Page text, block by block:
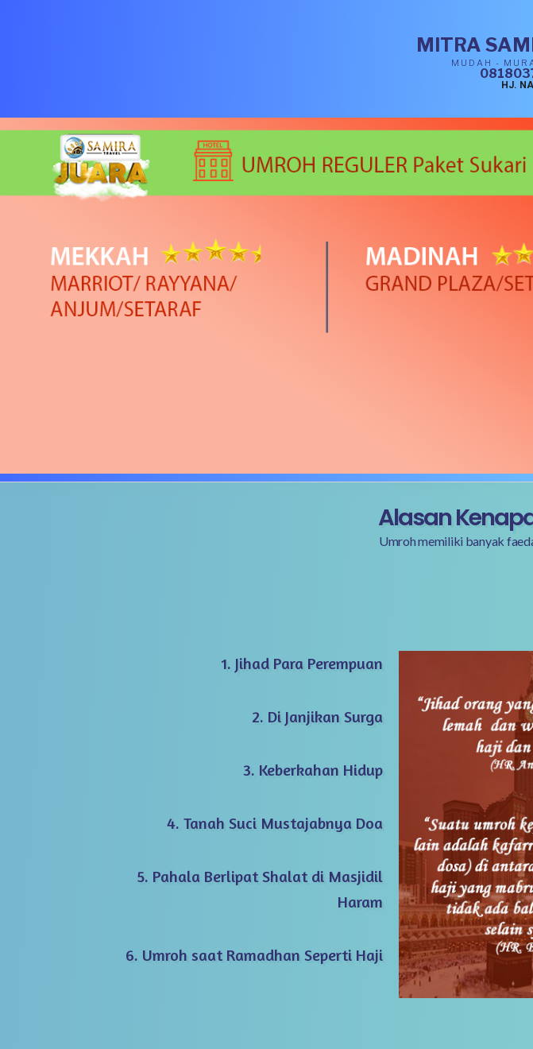
MITRA
MUDAH -
HJ.
Alasan
Umroh memiliki banyak
1. Jihad Para Perempuan
2. Di Janjikan Surga
3. Keberkahan Hidup
4. Tanah Suci Mustajabnya Doa
5. Pahala Berlipat Shalat di Masjidil
Haram
6. Umroh saat Ramadhan Seperti Haji